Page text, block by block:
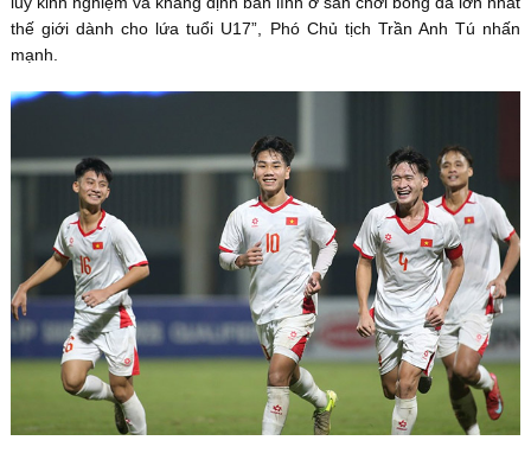
thế giới dành cho lứa tuổi U17”, Phó Chủ tịch Trần Anh Tú nhấn
mạnh.